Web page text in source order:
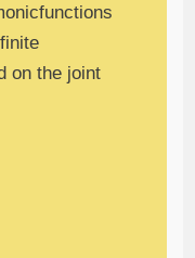
on the joint